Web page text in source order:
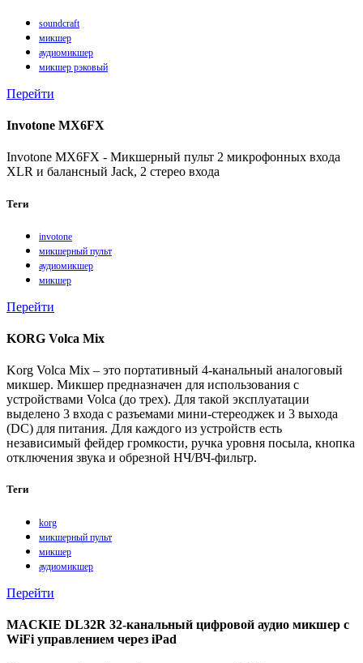
soundcraft
микшер
аудиомикшер
микшер рэковый
Перейти
Invotone MX6FX
Invotone MX6FX - Микшерный пульт 2 микрофонных входа
XLR и балансный Jack, 2 стерео входа
Теги
invotone
микшерный пульт
аудиомикшер
микшер
Перейти
KORG Volca Mix
Korg Volca Mix – это портативный 4-канальный аналоговый
микшер. Микшер предназначен для использования с
устройствами Volca (до трех). Для такой эксплуатации
выделено 3 входа с разъемами мини-стереоджек и 3 выхода
(DC) для питания. Для каждого из устройств есть
независимый фейдер громкости, ручка уровня посыла, кнопка
отключения звука и обрезной НЧ/ВЧ-фильтр.
Теги
korg
микшерный пульт
микшер
аудиомикшер
Перейти
MACKIE DL32R 32-канальный цифровой аудио микшер с
WiFi управлением через iPad